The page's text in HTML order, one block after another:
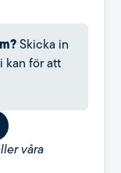
Skicka in
kan för att
våra